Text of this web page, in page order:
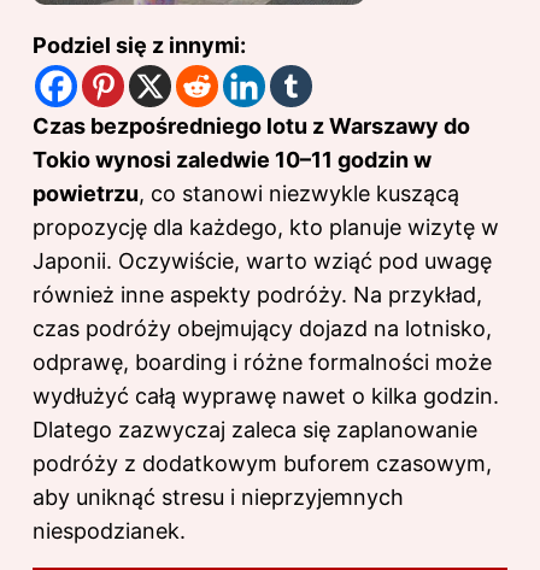
Podziel się z innymi:
Czas bezpośredniego lotu z Warszawy do
Tokio wynosi zaledwie 10–11 godzin w
powietrzu, co stanowi niezwykle kuszącą
propozycję dla każdego, kto planuje wizytę w
Japonii. Oczywiście, warto wziąć pod uwagę
również inne aspekty podróży. Na przykład,
czas podróży obejmujący dojazd na lotnisko,
odprawę, boarding i różne formalności może
wydłużyć całą wyprawę nawet o kilka godzin.
Dlatego zazwyczaj zaleca się zaplanowanie
podróży z dodatkowym buforem czasowym,
aby uniknąć stresu i nieprzyjemnych
niespodzianek.